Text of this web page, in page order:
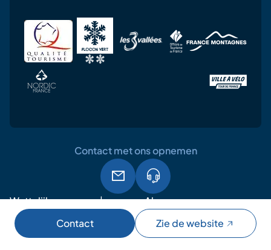
Contact Zie de website
Wettelijke
vermeldingen
AVG
Algemene
Contact met ons opnemen